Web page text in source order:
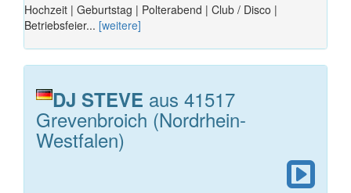
Hochzeit | Geburtstag | Polterabend | Club / Disco |
Betriebsfeier... [weitere]
DJ STEVE aus 41517
Grevenbroich (Nordrhein-
Westfalen)